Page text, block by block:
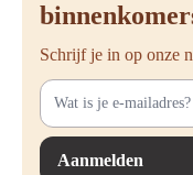
Schrijf je in op onze
Aanmelden